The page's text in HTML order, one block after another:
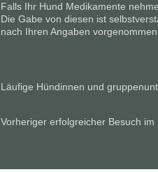
Falls Ihr Hund Medikamente
Die Gabe von diesen ist
nach Ihren Angaben
Läufige Hündinnen und
Vorheriger erfolgreicher Besuch